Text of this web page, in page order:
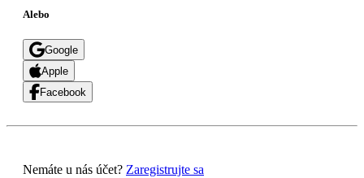
Alebo
Google
Apple
Facebook
Nemáte u nás účet? Zaregistrujte sa